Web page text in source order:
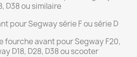
D38 ou similaire
pour Segway série F ou série D
fourche avant pour Segway F20,
D18, D28, D38 ou scooter